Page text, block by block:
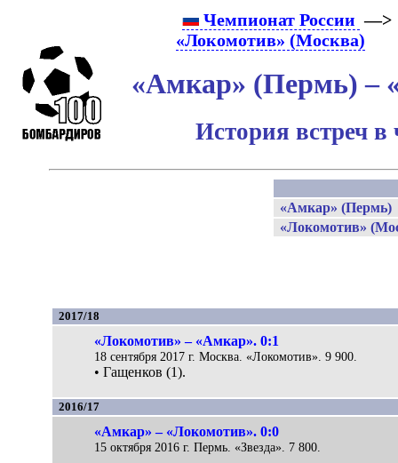
Чемпионат России —>
«Локомотив» (Москва)
«Амкар» (Пермь) –
История встреч в
«Амкар» (Пермь)
«Локомотив»
2017/18
«Локомотив» – «Амкар». 0:1
18 сентября 2017 г. Москва. «Локомотив». 9 900.
• Гащенков (1).
2016/17
«Амкар» – «Локомотив». 0:0
15 октября 2016 г. Пермь. «Звезда». 7 800.